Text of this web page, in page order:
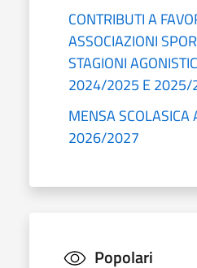
CONTRIBUTI A
ASSOCIAZIONI
STAGIONI
2024/2025 E 2025/
MENSA SCOLASICA
2026/2027
Popolari